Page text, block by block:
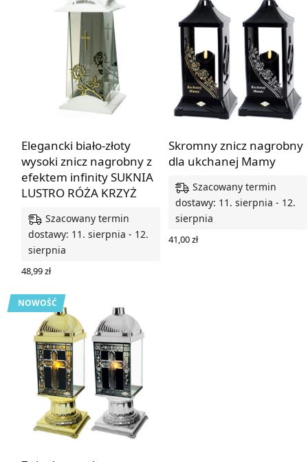
Elegancki biało-złoty
wysoki znicz nagrobny z
efektem infinity SUKNIA
LUSTRO RÓŻA KRZYŻ
Szacowany termin
dostawy: 11. sierpnia - 12.
sierpnia
48,99zł
Skromny znicz nagrobny
dla ukchanej Mamy
Szacowany termin
dostawy: 11. sierpnia - 12.
sierpnia
41,00zł
NOWOŚĆ